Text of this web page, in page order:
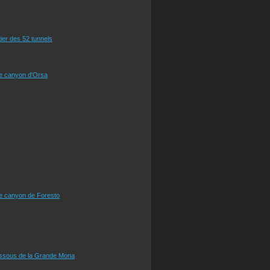
des 52 tunnels
canyon d'Orsa
canyon de Foresto
de la Grande Mona